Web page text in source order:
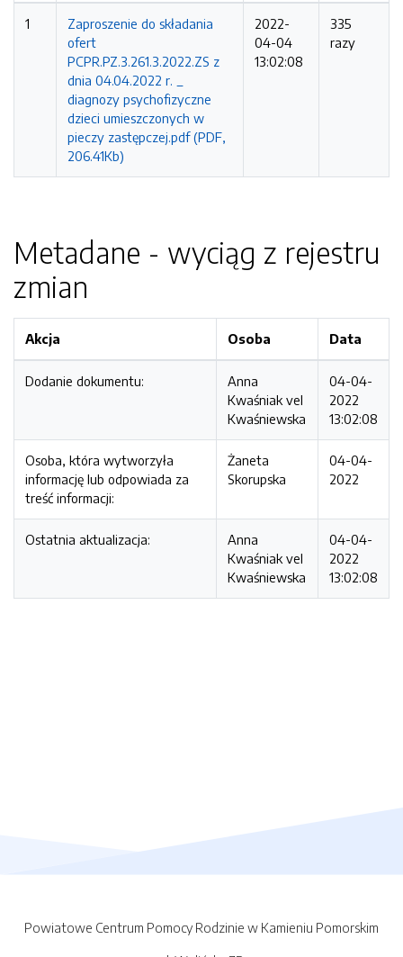
1
Zaproszenie do składania
ofert
PCPR.PZ.3.261.3.2022.ZS z
dnia 04.04.2022 r. _
diagnozy psychofizyczne
dzieci umieszczonych w
pieczy zastępczej.pdf (PDF,
206.41Kb)
2022-
04-04
13:02:08
335
razy
Metadane - wyciąg z rejestru
zmian
Akcja Osoba Data
Dodanie dokumentu:
Anna
Kwaśniak vel
Kwaśniewska
04-04-
2022
13:02:08
Osoba, która wytworzyła
informację lub odpowiada za
treść informacji:
Żaneta
Skorupska
04-04-
2022
Ostatnia aktualizacja:
Anna
Kwaśniak vel
Kwaśniewska
04-04-
2022
13:02:08
Powiatowe Centrum Pomocy Rodzinie w Kamieniu Pomorskim